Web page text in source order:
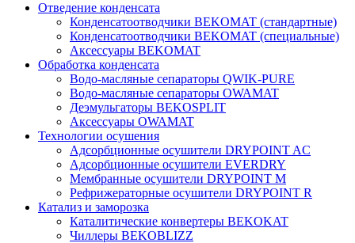
Отведение конденсата
Конденсатоотводчики BEKOMAT (стандартные)
Конденсатоотводчики BEKOMAT (специальные)
Аксессуары BEKOMAT
Обработка конденсата
Водо-масляные сепараторы QWIK-PURE
Водо-масляные сепараторы OWAMAT
Деэмульгаторы BEKOSPLIT
Аксессуары OWAMAT
Технологии осушения
Адсорбционные осушители DRYPOINT AC
Адсорбционные осушители EVERDRY
Мембранные осушители DRYPOINT M
Рефрижераторные осушители DRYPOINT R
Катализ и заморозка
Каталитические конвертеры BEKOKAT
Чиллеры BEKOBLIZZ